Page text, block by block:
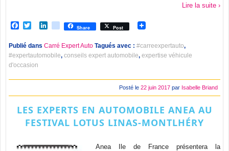
Lire la suite ›
Facebook
TwitterLinkedIn
viadeoShare Post
Publié dans Carré Expert Auto Tagués avec : #carreexpertauto,
#expertautomobile, conseils expert automobile, expertise véhicule
d'occasion
Posté le 22 juin 2017 par Isabelle Briand
LES EXPERTS EN AUTOMOBILE ANEA AU
FESTIVAL LOTUS LINAS-MONTLHÉRY
Anea Ile de France présentera la